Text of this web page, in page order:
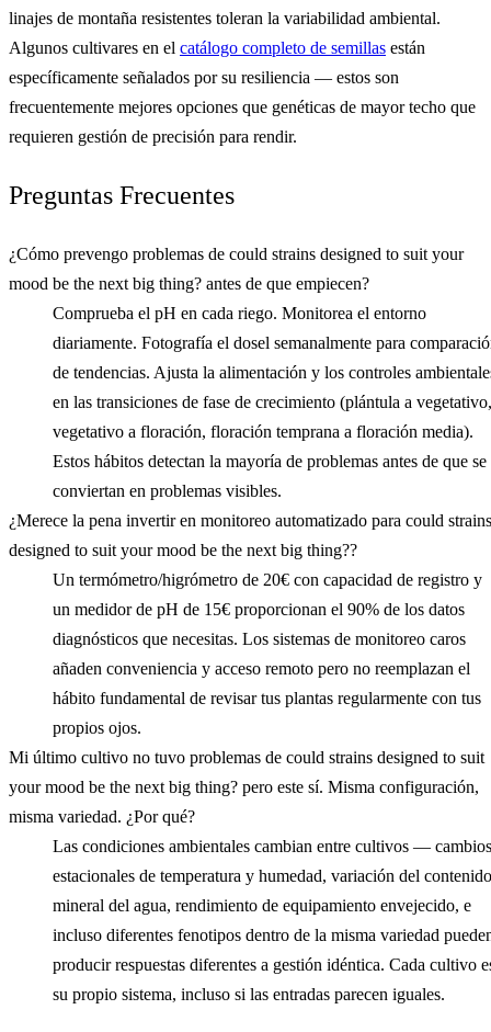
linajes de montaña resistentes toleran la variabilidad ambiental.
Algunos cultivares en el catálogo completo de semillas están
específicamente señalados por su resiliencia — estos son
frecuentemente mejores opciones que genéticas de mayor techo que
requieren gestión de precisión para rendir.
Preguntas Frecuentes
¿Cómo prevengo problemas de could strains designed to suit your
mood be the next big thing? antes de que empiecen?
Comprueba el pH en cada riego. Monitorea el entorno
diariamente. Fotografía el dosel semanalmente para
de tendencias. Ajusta la alimentación y los controles
en las transiciones de fase de crecimiento (plántula a vegetativo,
vegetativo a floración, floración temprana a floración media).
Estos hábitos detectan la mayoría de problemas antes de que se
conviertan en problemas visibles.
¿Merece la pena invertir en monitoreo automatizado para could strains
designed to suit your mood be the next big thing??
Un termómetro/higrómetro de 20€ con capacidad de registro y
un medidor de pH de 15€ proporcionan el 90% de los datos
diagnósticos que necesitas. Los sistemas de monitoreo caros
añaden conveniencia y acceso remoto pero no reemplazan el
hábito fundamental de revisar tus plantas regularmente con tus
propios ojos.
Mi último cultivo no tuvo problemas de could strains designed to suit
your mood be the next big thing? pero este sí. Misma configuración,
misma variedad. ¿Por qué?
Las condiciones ambientales cambian entre cultivos — cambios
estacionales de temperatura y humedad, variación del contenido
mineral del agua, rendimiento de equipamiento envejecido, e
incluso diferentes fenotipos dentro de la misma variedad
producir respuestas diferentes a gestión idéntica. Cada cultivo
su propio sistema, incluso si las entradas parecen iguales.